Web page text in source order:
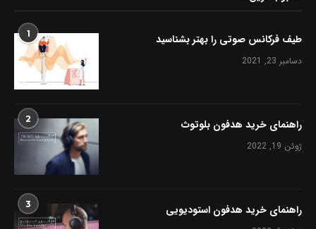
1 طیف فرکانس صوتی را بهتر بشناسید
دسامبر 23, 2021
2 راهنمای خرید هدفون بلوتوث
ژوئن 19, 2022
3 راهنمای خرید هدفون استودیویی